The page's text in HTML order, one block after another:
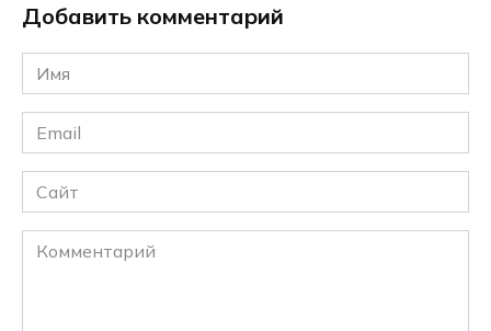
Добавить комментарий
Имя
*
Email
*
Сайт
Комментарий